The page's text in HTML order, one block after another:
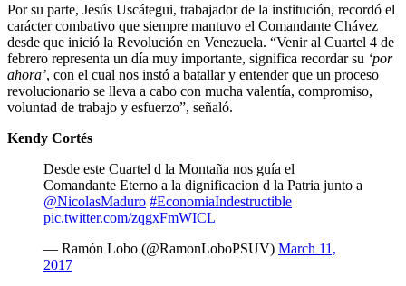
Por su parte, Jesús Uscátegui, trabajador de la institución, recordó el
carácter combativo que siempre mantuvo el Comandante Chávez
desde que inició la Revolución en Venezuela. “Venir al Cuartel 4 de
febrero representa un día muy importante, significa recordar su ‘por
ahora’, con el cual nos instó a batallar y entender que un proceso
revolucionario se lleva a cabo con mucha valentía, compromiso,
voluntad de trabajo y esfuerzo”, señaló.
Kendy Cortés
Desde este Cuartel d la Montaña nos guía el
Comandante Eterno a la dignificacion d la Patria junto a
@NicolasMaduro #EconomiaIndestructible
pic.twitter.com/zqgxFmWICL
— Ramón Lobo (@RamonLoboPSUV) March 11,
2017